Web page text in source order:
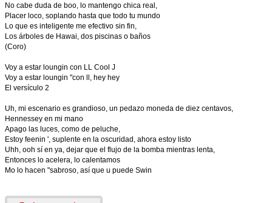
No cabe duda de boo, lo mantengo chica real,
Placer loco, soplando hasta que todo tu mundo
Lo que es inteligente me efectivo sin fin,
Los árboles de Hawai, dos piscinas o baños
(Coro)
Voy a estar loungin con LL Cool J
Voy a estar loungin "con ll, hey hey
El versículo 2
Uh, mi escenario es grandioso, un pedazo moneda de diez centavos,
Hennessey en mi mano
Apago las luces, como de peluche,
Estoy feenin ', suplente en la oscuridad, ahora estoy listo
Uhh, ooh sí en ya, dejar que el flujo de la bomba mientras lenta,
Entonces lo acelera, lo calentamos
Mo lo hacen "sabroso, así que u puede Swin